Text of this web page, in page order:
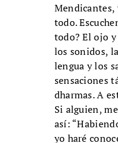
Mendicantes,
todo.
todo? El ojo
los sonidos,
lengua y los
sensaciones
dharmas. A
Si alguien,
así:
yo haré